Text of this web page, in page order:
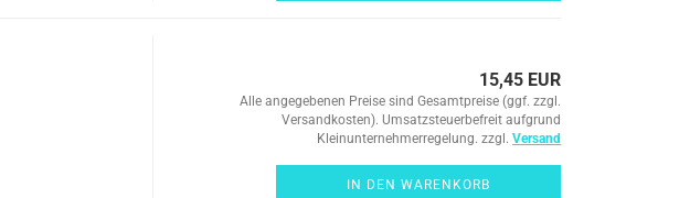
15,45 EUR
Alle angegebenen Preise sind Gesamtpreise (ggf. zzgl.
Versandkosten). Umsatzsteuerbefreit aufgrund
Kleinunternehmerregelung. zzgl. Versand
IN DEN WARENKORB